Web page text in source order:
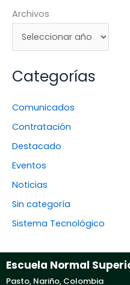
Archivos
Categorías
Comunicados
Contratación
Destacado
Eventos
Noticias
Sin categoría
Sistema Tecnológico
Escuela Normal
Pasto, Nariño, Colombia